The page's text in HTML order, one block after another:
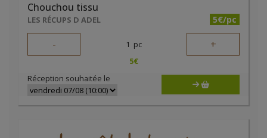
Chouchou tissu
LES RÉCUPS D ADEL 5€/pc
- 1 pc +
5€
Réception souhaitée le